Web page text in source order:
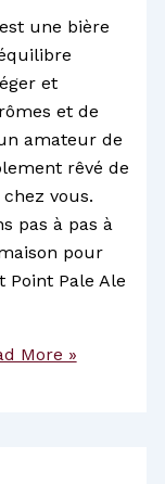
une bière
et
et de
amateur de
rêvé de
vous.
pas à pas à
pour
Pale Ale
More »